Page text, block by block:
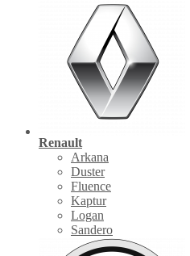
Renault
Arkana
Duster
Fluence
Kaptur
Logan
Sandero